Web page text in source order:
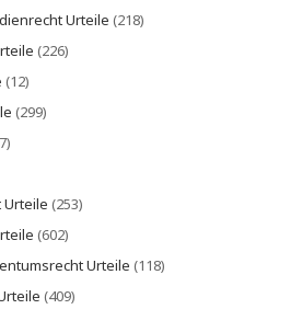
Urteile (218)
(226)
(12)
(299)
(253)
(602)
Urteile (118)
(409)